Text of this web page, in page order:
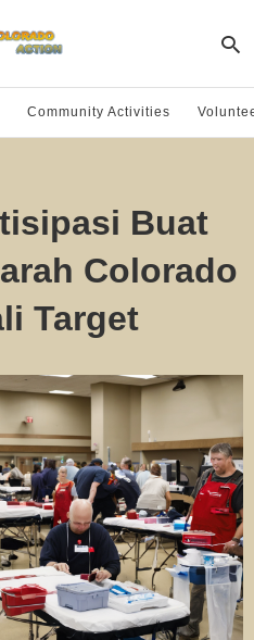
Community Activities
Buat
Colorado
Target